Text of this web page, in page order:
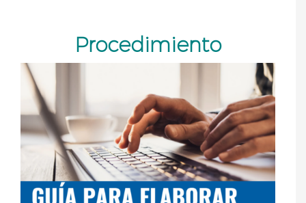
Procedimiento